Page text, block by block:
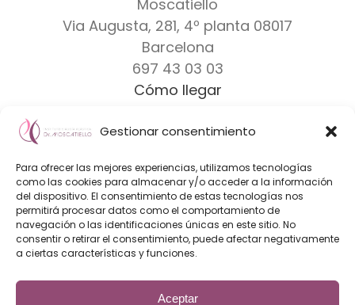
Gestionar consentimiento
Para ofrecer las mejores experiencias, utilizamos tecnologías
como las cookies para almacenar y/o acceder a la información
del dispositivo. El consentimiento de estas tecnologías nos
permitirá procesar datos como el comportamiento de
navegación o las identificaciones únicas en este sitio. No
consentir o retirar el consentimiento, puede afectar negativamente
a ciertas características y funciones.
Aceptar
Moscatiello
Via Augusta, 281, 4º planta 08017
Barcelona
697 43 03 03
Cómo llegar
Dr. Moscatiello
Diseño Web & Marketing Online
Innoverweb